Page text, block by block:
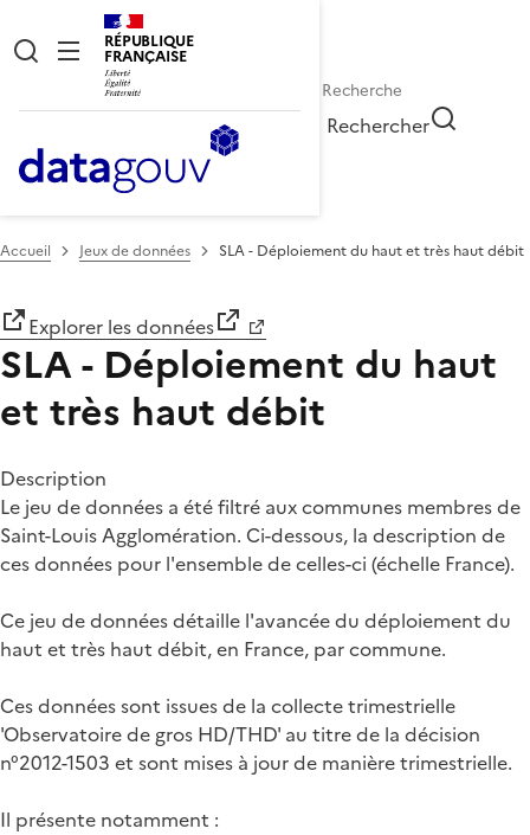
RÉPUBLIQUE
FRANÇAISE
Rechercher
Accueil Jeux de données SLA - Déploiement du haut et très haut débit
Explorer les données
SLA - Déploiement du haut
et très haut débit
Description
Le jeu de données a été filtré aux communes membres de
Saint-Louis Agglomération. Ci-dessous, la description de
ces données pour l'ensemble de celles-ci (échelle France).
Ce jeu de données détaille l'avancée du déploiement du
haut et très haut débit, en France, par commune.
Ces données sont issues de la collecte trimestrielle
'Observatoire de gros HD/THD' au titre de la décision
n°2012-1503 et sont mises à jour de manière trimestrielle.
Il présente notamment :